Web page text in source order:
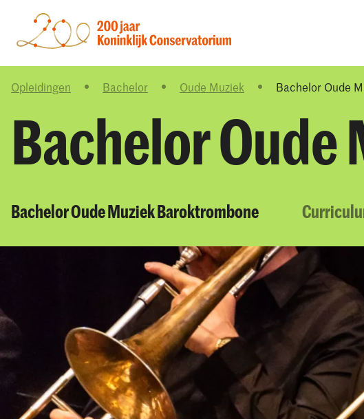
Opleidingen Bachelor Oude Muziek Bachelor Oude
Bachelor
Bachelor Oude Muziek Baroktrombone